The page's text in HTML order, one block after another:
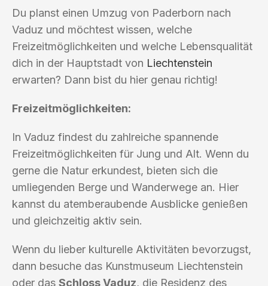
Du planst einen Umzug von Paderborn nach
Vaduz und möchtest wissen, welche
Freizeitmöglichkeiten und welche Lebensqualität
dich in der Hauptstadt von Liechtenstein
erwarten? Dann bist du hier genau richtig!
Freizeitmöglichkeiten:
In Vaduz findest du zahlreiche spannende
Freizeitmöglichkeiten für Jung und Alt. Wenn du
gerne die Natur erkundest, bieten sich die
umliegenden Berge und Wanderwege an. Hier
kannst du atemberaubende Ausblicke genießen
und gleichzeitig aktiv sein.
Wenn du lieber kulturelle Aktivitäten bevorzugst,
dann besuche das Kunstmuseum Liechtenstein
oder das Schloss Vaduz, die Residenz des